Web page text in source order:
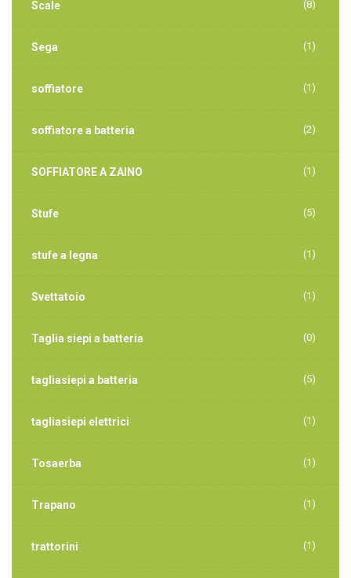
Scale (8)
Sega (1)
soffiatore (1)
soffiatore a batteria (2)
SOFFIATORE A ZAINO (1)
Stufe (5)
stufe a legna (1)
Svettatoio (1)
Taglia siepi a batteria (0)
tagliasiepi a batteria (5)
tagliasiepi elettrici (1)
Tosaerba (1)
Trapano (1)
trattorini (1)